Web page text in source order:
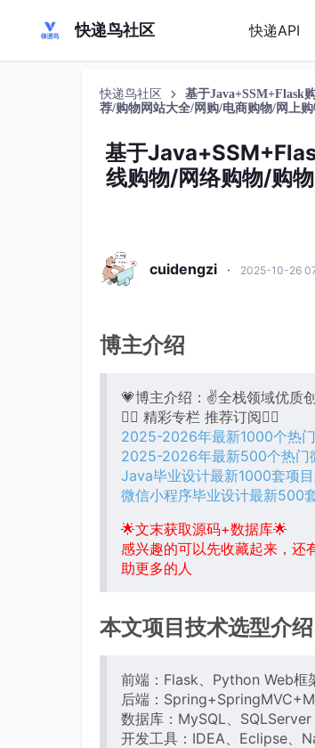
快递鸟社区 快递API
快递鸟社区
基于Java+SSM+Flask
荐/购物网站大全/网购/电商购物/网上购
基于
线购物/网络购物/购
cuidengzi · 2025-10-26
博主介绍
💗博主介绍：✌全栈领域优质
👇🏻 精彩专栏 推荐订阅👇🏻
2025-2026年最新1000个热
2025-2026年最新500个热门
Java毕业设计最新1000套项
微信小程序毕业设计最新500
🌟文末获取源码+数据库🌟
感兴趣的可以先收藏起来，还
助更多的人
本文项目技术选型介绍
前端：Flask、Python Web框
后端：
数据库：MySQL、SQLServer
开发工具：IDEA、Eclipse、